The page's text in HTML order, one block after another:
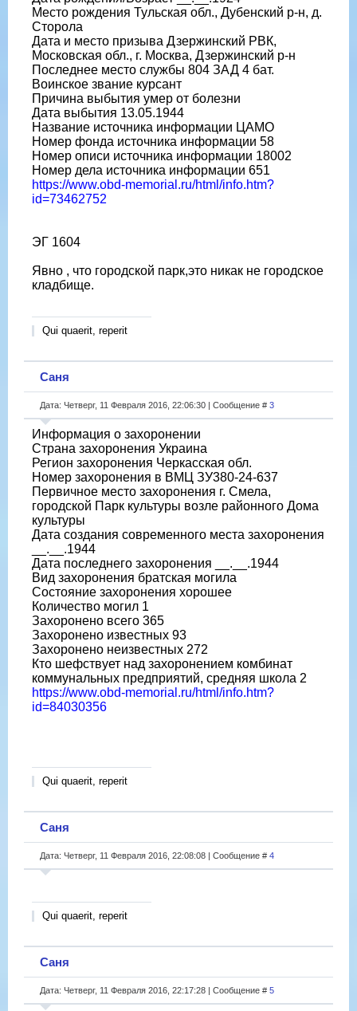
Место рождения Тульская обл., Дубенский р-н, д.
Сторола
Дата и место призыва Дзержинский РВК,
Московская обл., г. Москва, Дзержинский р-н
Последнее место службы 804 ЗАД 4 бат.
Воинское звание курсант
Причина выбытия умер от болезни
Дата выбытия 13.05.1944
Название источника информации ЦАМО
Номер фонда источника информации 58
Номер описи источника информации 18002
Номер дела источника информации 651
https://www.obd-memorial.ru/html/info.htm?
id=73462752
ЭГ 1604
Явно , что городской парк,это никак не городское
кладбище.
Qui quaerit, reperit
Саня
Дата: Четверг, 11 Февраля 2016, 22:06:30 | Сообщение # 3
Информация о захоронении
Страна захоронения Украина
Регион захоронения Черкасская обл.
Номер захоронения в ВМЦ ЗУ380-24-637
Первичное место захоронения г. Смела,
городской Парк культуры возле районного Дома
культуры
Дата создания современного места захоронения
__.__.1944
Дата последнего захоронения __.__.1944
Вид захоронения братская могила
Состояние захоронения хорошее
Количество могил 1
Захоронено всего 365
Захоронено известных 93
Захоронено неизвестных 272
Кто шефствует над захоронением комбинат
коммунальных предприятий, средняя школа 2
https://www.obd-memorial.ru/html/info.htm?
id=84030356
Qui quaerit, reperit
Саня
Дата: Четверг, 11 Февраля 2016, 22:08:08 | Сообщение # 4
Qui quaerit, reperit
Саня
Дата: Четверг, 11 Февраля 2016, 22:17:28 | Сообщение # 5